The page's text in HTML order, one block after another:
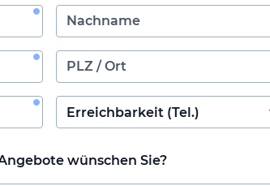
wünschen Sie?